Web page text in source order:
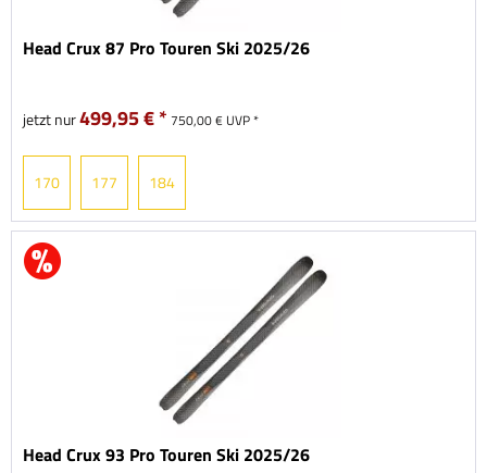
Head Crux 87 Pro Touren Ski 2025/26
jetzt nur499,95 € * 750,00 € UVP *
170 177 184
Head Crux 93 Pro Touren Ski 2025/26